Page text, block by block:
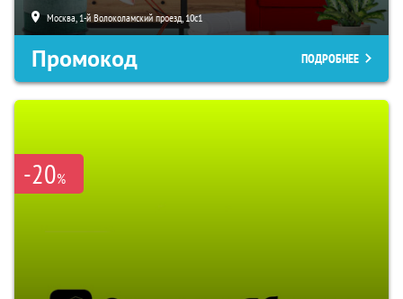
Москва, 1-й Волоколамский проезд, 10с1
Промокод ПОДРОБНЕЕ
-20%